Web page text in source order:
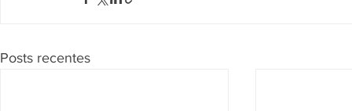
Posts recentes